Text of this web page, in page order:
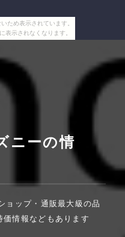
ため表示されています。
表示されなくなります。
ニーの情
ョップ・通販最大級の品
情報などもあります